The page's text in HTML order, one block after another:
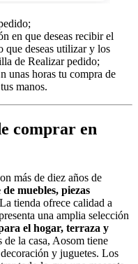
en que deseas recibir el
que deseas utilizar y los
de Realizar pedido;
unas horas tu compra de
manos.
comprar en
más de diez años de
muebles, piezas
tienda ofrece calidad a
una amplia selección
el hogar, terraza y
de la casa, Aosom tiene
y juguetes. Los